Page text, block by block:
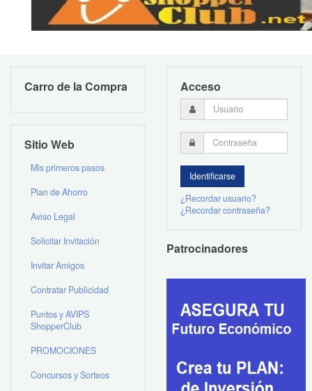
Carro de la Compra
Sitio Web
Mis primeros pasos
Plan de Ahorro
Aviso Legal
Solicitar Invitación
Invitar Amigos
Contratar Publicidad
Puntos y AVIPS
ShopperClub
PROMOCIONES
Concursos y Sorteos
Acceso
¿Recordar usuario?
¿Recordar contraseña?
Patrocinadores